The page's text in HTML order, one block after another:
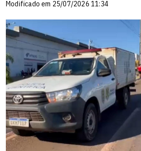
Modificado em 25/07/2026 11:34